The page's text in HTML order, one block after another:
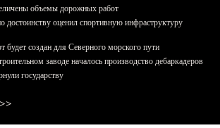
объемы дорожных работ
достоинству оценил спортивную инфраструктуру
будет создан для Северного морского пути
заводе началось производство дебаркадеров
государству